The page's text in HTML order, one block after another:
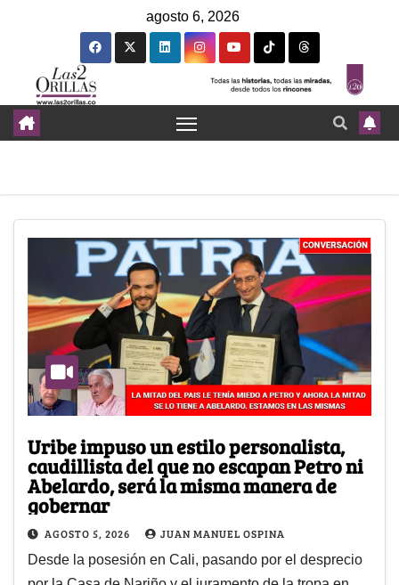
agosto 6, 2026
Uribe impuso un estilo personalista,
caudillista del que no escapan Petro ni
Abelardo, será la misma manera de
gobernar
AGOSTO 5, 2026 JUAN MANUEL OSPINA
Desde la posesión en Cali, pasando por el desprecio